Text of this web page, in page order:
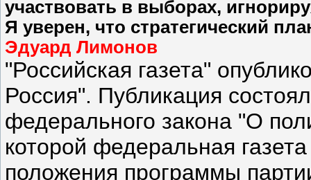
участвовать в выборах,
Я уверен, что стратегический
Эдуард Лимонов
"Российская газета"
Россия". Публикация
федерального закона "О
которой федеральная
положения программы